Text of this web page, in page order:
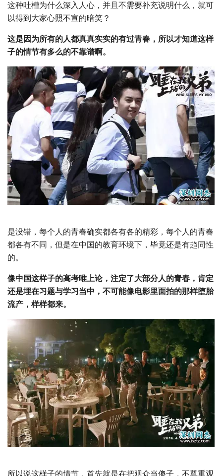
这种吐槽为什么深入人心，并且不需要补充说明什么，就可
以得到大家心照不宣的暗笑？
这是因为所有的人都真真实实的有过青春，所以才知道这样
子的情节有多么的不靠谱啊。
是没错，每个人的青春确实都各有各的精彩，每个人的青春
都各有不同，但是在中国的教育环境下，毕竟还是有趋同性
的。
像中国这样子的高考唯上论，注定了大部分人的青春，肯定
还是埋在习题与学习当中，不可能像电影里面拍的那样堕胎
流产，样样都来。
所以说这样子的情节，首先就是在把观众当傻子，不尊重观